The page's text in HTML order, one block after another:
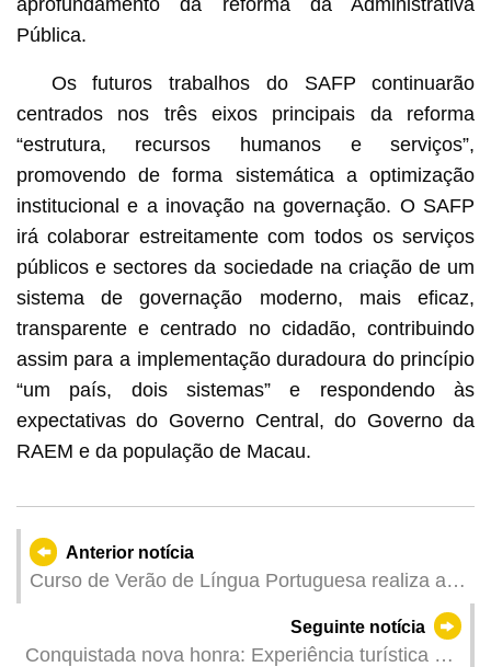
aprofundamento da reforma da Administrativa
Pública.
Os futuros trabalhos do SAFP continuarão
centrados nos três eixos principais da reforma
“estrutura, recursos humanos e serviços”,
promovendo de forma sistemática a optimização
institucional e a inovação na governação. O SAFP
irá colaborar estreitamente com todos os serviços
públicos e sectores da sociedade na criação de um
sistema de governação moderno, mais eficaz,
transparente e centrado no cidadão, contribuindo
assim para a implementação duradoura do princípio
“um país, dois sistemas” e respondendo às
expectativas do Governo Central, do Governo da
RAEM e da população de Macau.
Anterior notícia
Curso de Verão de Língua Portuguesa realiza a
Seguinte notícia
Conquistada nova honra: Experiência turística de